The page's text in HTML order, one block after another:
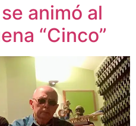
animó al
“Cinco”